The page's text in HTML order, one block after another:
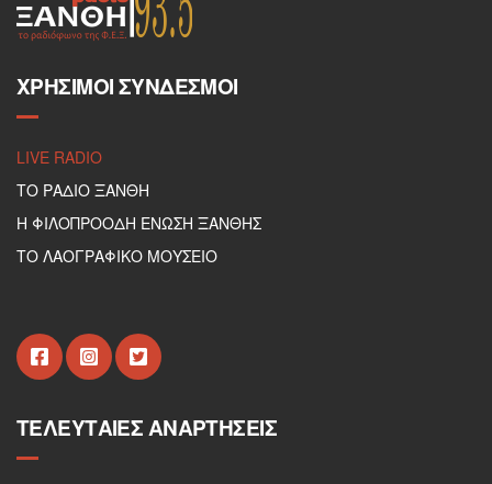
ΧΡΉΣΙΜΟΙ ΣΎΝΔΕΣΜΟΙ
LIVE RADIO
ΤΟ ΡΑΔΙΟ ΞΑΝΘΗ
Η ΦΙΛΟΠΡΟΟΔΗ ΕΝΩΣΗ ΞΑΝΘΗΣ
ΤΟ ΛΑΟΓΡΑΦΙΚΟ ΜΟΥΣΕΙΟ
ΤΕΛΕΥΤΑΊΕΣ ΑΝΑΡΤΉΣΕΙΣ